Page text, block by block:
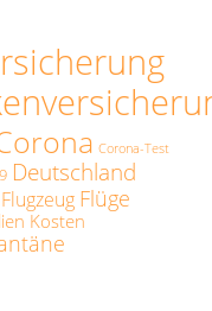
Corona-Test
Deutschland
Flugzeug Flüge
Kosten